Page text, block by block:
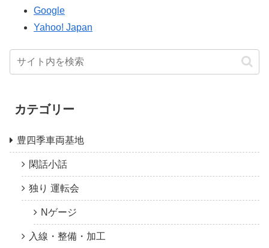
Google
Yahoo! Japan
カテゴリー
豊四季車両基地
閑話小話
独り 運転会
Nゲージ
入線・整備・加工